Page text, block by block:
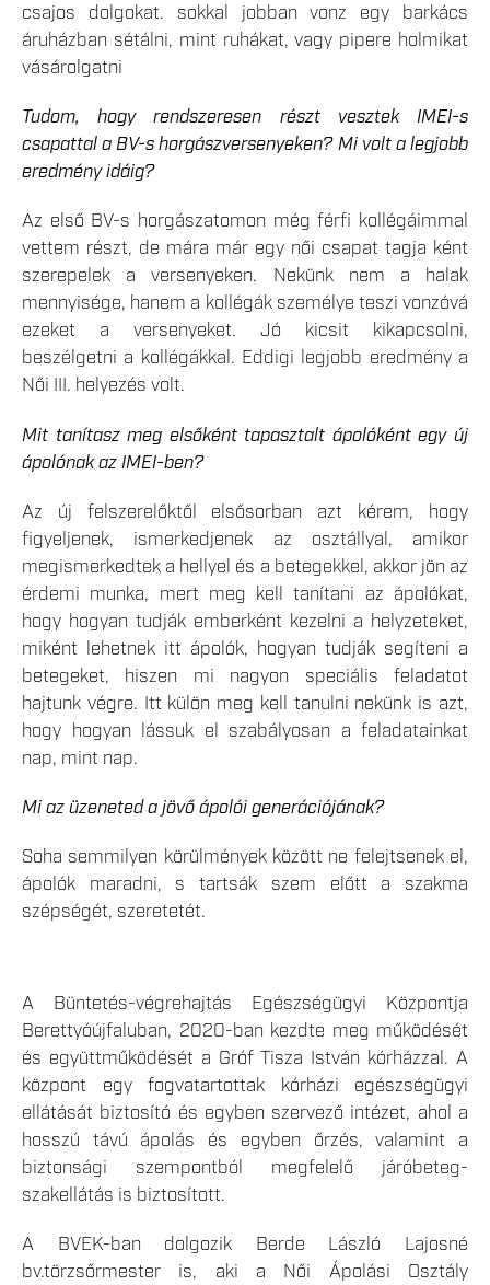
csajos dolgokat. sokkal jobban vonz egy barkács
áruházban sétálni, mint ruhákat, vagy pipere holmikat
vásárolgatni
Tudom, hogy rendszeresen részt vesztek IMEI-s
csapattal a BV-s horgászversenyeken? Mi volt a legjobb
eredmény idáig?
Az első BV-s horgászatomon még férfi kollégáimmal
vettem részt, de mára már egy női csapat tagja ként
szerepelek a versenyeken. Nekünk nem a halak
mennyisége, hanem a kollégák személye teszi vonzóvá
ezeket a versenyeket. Jó kicsit kikapcsolni,
beszélgetni a kollégákkal. Eddigi legjobb eredmény a
Női III. helyezés volt.
Mit tanítasz meg elsőként tapasztalt ápolóként egy új
ápolónak az IMEI-ben?
Az új felszerelőktől elsősorban azt kérem, hogy
figyeljenek, ismerkedjenek az osztállyal, amikor
megismerkedtek a hellyel és a betegekkel, akkor jön az
érdemi munka, mert meg kell tanítani az ápolókat,
hogy hogyan tudják emberként kezelni a helyzeteket,
miként lehetnek itt ápolók, hogyan tudják segíteni a
betegeket, hiszen mi nagyon speciális feladatot
hajtunk végre. Itt külön meg kell tanulni nekünk is azt,
hogy hogyan lássuk el szabályosan a feladatainkat
nap, mint nap.
Mi az üzeneted a jövő ápolói generációjának?
Soha semmilyen körülmények között ne felejtsenek el,
ápolók maradni, s tartsák szem előtt a szakma
szépségét, szeretetét.
A Büntetés-végrehajtás Egészségügyi Központja
Berettyóújfaluban, 2020-ban kezdte meg működését
és együttműködését a Gróf Tisza István kórházzal. A
központ egy fogvatartottak kórházi egészségügyi
ellátását biztosító és egyben szervező intézet, ahol a
hosszú távú ápolás és egyben őrzés, valamint a
biztonsági szempontból megfelelő járóbeteg-
szakellátás is biztosított.
A BVEK-ban dolgozik Berde László Lajosné
bv.törzsőrmester is, aki a Női Ápolási Osztály